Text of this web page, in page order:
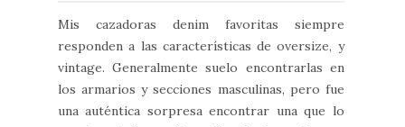
Mis cazadoras denim favoritas siempre
responden a las características de oversize, y
vintage. Generalmente suelo encontrarlas en
los armarios y secciones masculinas, pero fue
una auténtica sorpresa encontrar una que lo